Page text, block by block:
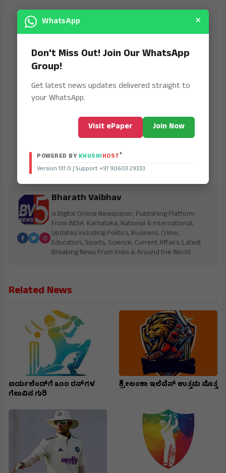
Bharath Vaibhav
is Digital Online Newspaper, Publishing Platform
From INDIA. Karnataka, National & International,
Updates including Politics, Business, Crime,
Education, Sports, Science, Current Affairs. Latest
Breaking News From India & Around the World.
Related News
ಐರ್ಯಲೆಂಡ್‌ಗೆ ೩೦೦ ರನ್‌ಗಳ
ಗೆಲುವಿನ ಗುರಿ
ಶ್ರೀಲಂಕಾ ಇಲೆವೆನ್ ಉತ್ತಮ ಮೊತ್ತ
WhatsApp ×
Don't Miss Out! Join Our WhatsApp
Group!
Get latest news updates delivered straight to
your WhatsApp.
Visit ePaper Join Now
POWERED BY KHUSHIHOST®
Version 131.0 | Support +91 90603 29333